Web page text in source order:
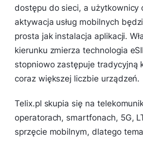
dostępu do sieci, a użytkownicy
aktywacja usług mobilnych
prosta jak instalacja aplikacji.
kierunku zmierza technologia
stopniowo zastępuje tradycyjną
coraz większej liczbie urządzeń.
Telix.pl skupia się na
operatorach, smartfonach, 5G,
sprzęcie mobilnym, dlatego